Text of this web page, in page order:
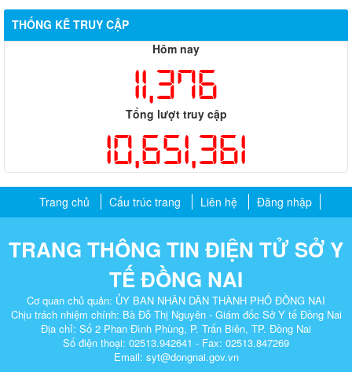
THỐNG KÊ TRUY CẬP
Hôm nay
11,376
Tổng lượt truy cập
10,651,361
Trang chủ Cấu trúc trang Liên hệ Đăng nhập
TRANG THÔNG TIN ĐIỆN TỬ SỞ Y
TẾ ĐỒNG NAI
Cơ quan chủ quản: ỦY BAN NHÂN DÂN THÀNH PHỐ ĐỒNG NAI
Chịu trách nhiệm chính: Bà Đỗ Thị Nguyên - Giám đốc Sở Y tế Đồng Nai
Địa chỉ: Số 2 Phan Đình Phùng, P. Trấn Biên, TP. Đồng Nai​
Số điện thoại: 02513.942641 - Fax: 02513.847269
Email: syt@dongnai.gov.vn